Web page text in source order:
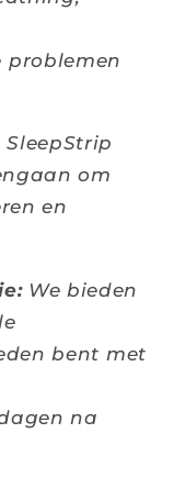
problemen
SleepStrip
om
en
We bieden
bent met
na